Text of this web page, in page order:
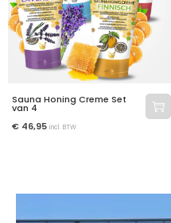
Sauna Honing Creme Set
van 4
€ 46,95 incl. BTW